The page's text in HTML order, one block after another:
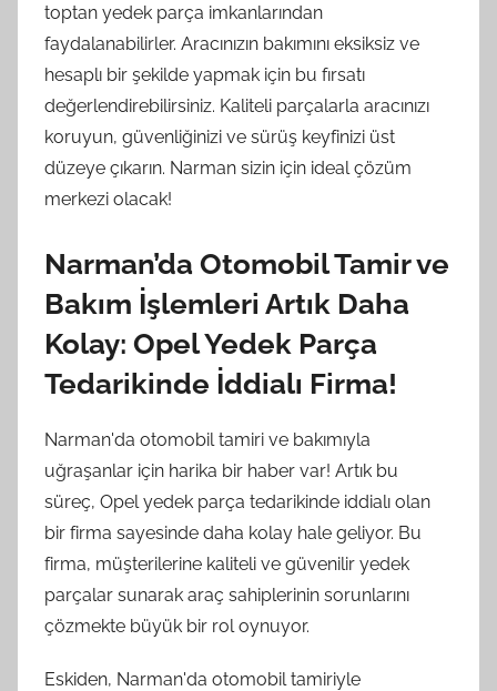
toptan yedek parça imkanlarından
faydalanabilirler. Aracınızın bakımını eksiksiz ve
hesaplı bir şekilde yapmak için bu fırsatı
değerlendirebilirsiniz. Kaliteli parçalarla aracınızı
koruyun, güvenliğinizi ve sürüş keyfinizi üst
düzeye çıkarın. Narman sizin için ideal çözüm
merkezi olacak!
Narman’da Otomobil Tamir ve
Bakım İşlemleri Artık Daha
Kolay: Opel Yedek Parça
Tedarikinde İddialı Firma!
Narman'da otomobil tamiri ve bakımıyla
uğraşanlar için harika bir haber var! Artık bu
süreç, Opel yedek parça tedarikinde iddialı olan
bir firma sayesinde daha kolay hale geliyor. Bu
firma, müşterilerine kaliteli ve güvenilir yedek
parçalar sunarak araç sahiplerinin sorunlarını
çözmekte büyük bir rol oynuyor.
Eskiden, Narman'da otomobil tamiriyle